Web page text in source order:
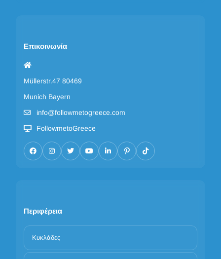
Επικοινωνία
Müllerstr.47 80469
Munich Bayern
info@followmetogreece.com
FollowmetoGreece
Περιφέρεια
Κυκλάδες